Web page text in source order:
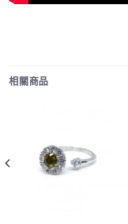
相關商品